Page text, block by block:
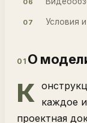
07 Условия
01 О
К
каждое
проектная